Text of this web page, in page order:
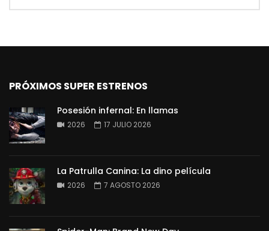
PRÓXIMOS SUPER ESTRENOS
Posesión infernal: En llamas
2026 17 JULIO 2026
La Patrulla Canina: La dino película
2026 7 AGOSTO 2026